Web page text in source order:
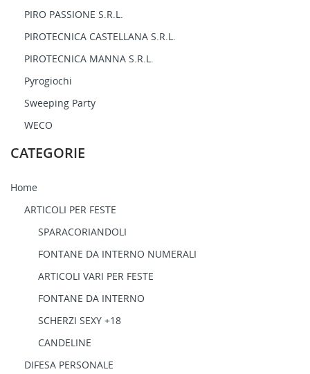
PIRO PASSIONE S.R.L.
PIROTECNICA CASTELLANA S.R.L.
PIROTECNICA MANNA S.R.L.
Pyrogiochi
Sweeping Party
WECO
CATEGORIE
Home
ARTICOLI PER FESTE
SPARACORIANDOLI
FONTANE DA INTERNO NUMERALI
ARTICOLI VARI PER FESTE
FONTANE DA INTERNO
SCHERZI SEXY +18
CANDELINE
DIFESA PERSONALE